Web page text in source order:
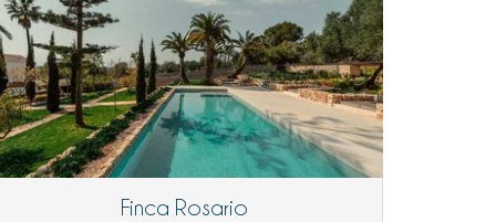
Finca Rosario